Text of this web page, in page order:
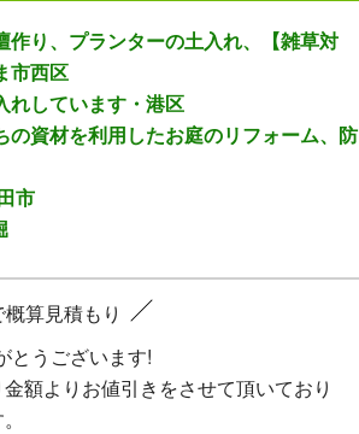
作り、プランターの土入れ、【雑草対
市西区
れしています・港区
の資材を利用したお庭のリフォーム、防
市
算見積もり
とうございます!
額よりお値引きをさせて頂いており